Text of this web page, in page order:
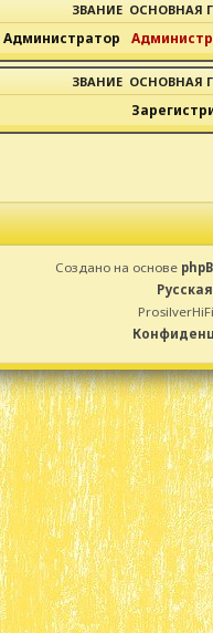
ЗВАНИЕ ОСНОВНАЯ
Администратор
ЗВАНИЕ ОСНОВНАЯ
Создано на основе